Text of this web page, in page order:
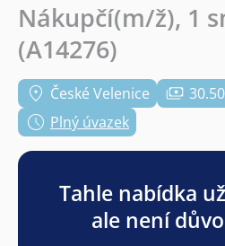
Nákupčí(m/ž), 1
(A14276)
České Velenice
Plný úvazek
Tahle nabídka
ale není